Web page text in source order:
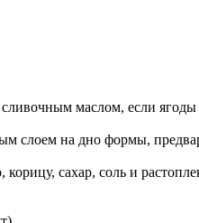
маслом, если
слоем на дно формы,
сахар, соль и